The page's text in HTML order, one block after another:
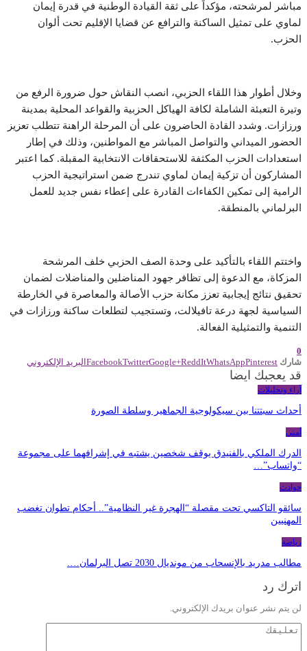
مباشر لمرشحته، مؤكداً على ثقة القيادة الوطنية في قدرة إيمان
لماوي على تمثيل الساكنة والترافع عن قضايا الإقليم تحت ألوان
الحزب.
وخلال أطوار هذا اللقاء الحزبي، انصب النقاش حول ضرورة الرفع من
وتيرة التعبئة الشاملة لكافة الهياكل الحزبية والقواعد المحلية بمدينة
ورزازات. وشدد القادة الحاضرون على أن المرحلة الراهنة تتطلب تعزيز
الحضور الميداني والتواصل المباشر مع المواطنين، وذلك في إطار
استعدادات الحزب المكثفة للاستحقاقات الانتخابية المقبلة. كما اعتبر
المشاركون أن تزكية إيمان لماوي تندرج ضمن استراتيجية الحزب
الرامية إلى تمكين الكفاءات القادرة على إعطاء نفس جديد للعمل
البرلماني بالمنطقة.
واختتم اللقاء بالتأكيد على وحدة الصف الحزبي خلف المرشحة
المزكاة، مع الدعوة إلى تظافر جهود المناضلين والمناضلات لضمان
تحقيق نتائج إيجابية تعزز مكانة حزب الأصالة والمعاصرة في الخارطة
السياسية لجهة درعة تافيلالت، وتستجيب لتطلعات ساكنة ورزازات في
التنمية والتمثيلية الفعالة.
0
شارك
FacebookTwitterGoogle+ReddItWhatsAppPinterest البريد الإلكتروني
قد يعجبك ايضا
آراء وتحليلات
أحداث سبتتنا بين سيكولوجية الجماهير وسلطة الصورة
أمني
الدرك الملكي بالفنيدق يوقف شخصين يشتبه في إشرافهما على مجموعة
“واتساب”…
حوادث
سائقو التاكسي تحت مقصلة “الهجرة غير النظامية”.. أحكام تطوان تغضب
المهنيين
رياضة
مطالب مدريد بالإنسحاب من مونديال 2030 تصل البرلمان….
اترك رد
لن يتم نشر عنوان بريدك الإلكتروني.